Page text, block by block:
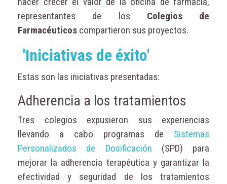
representantes de los Colegios de
Farmacéuticos compartieron sus proyectos.
'Iniciativas de éxito'
Estas son las iniciativas presentadas:
Adherencia a los tratamientos
Tres colegios expusieron sus experiencias
llevando a cabo programas de Sistemas
Personalizados de Dosificación (SPD) para
mejorar la adherencia terapéutica y garantizar la
efectividad y seguridad de los tratamientos